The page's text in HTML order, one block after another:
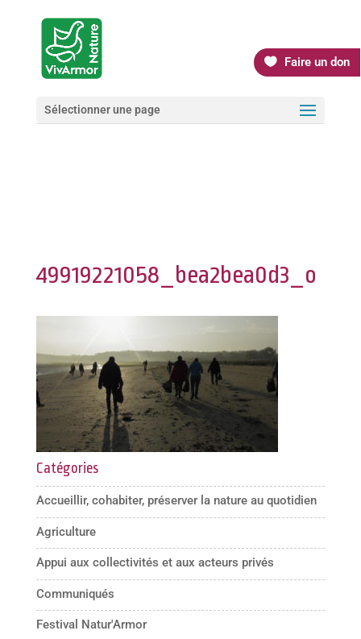
Faire un don
Sélectionner une page
49919221058_bea2bea0d3_o
Catégories
Accueillir, cohabiter, préserver la nature au quotidien
Agriculture
Appui aux collectivités et aux acteurs privés
Communiqués
Festival Natur'Armor